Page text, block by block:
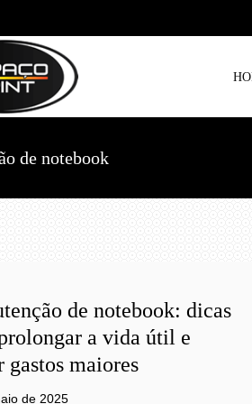
de notebook
de notebook: dicas
a vida útil e
gastos maiores
de 2025